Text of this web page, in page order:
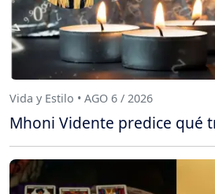
Vida y Estilo • AGO 6 / 2026
Mhoni Vidente predice qué